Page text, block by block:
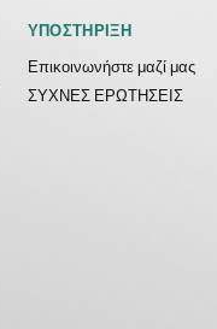
ΥΠΟΣΤΉΡΙΞΗ
Επικοινωνήστε μαζί μας
ΣΥΧΝΕΣ ΕΡΩΤΗΣΕΙΣ